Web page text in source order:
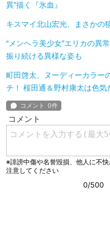
異”描く『氷血』
キスマイ北山宏光、まさかの
“メンヘラ美少女”エリカの異
振り続ける異様な姿も
町田啓太、ヌーディーカラー
チ！ 桜田通＆野村康太は色